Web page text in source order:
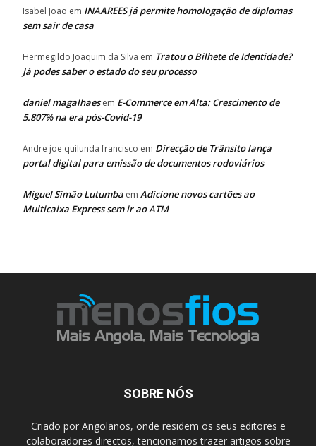
Isabel João em INAAREES já permite homologação de diplomas
sem sair de casa
Hermegildo Joaquim da Silva em Tratou o Bilhete de Identidade?
Já podes saber o estado do seu processo
daniel magalhaesem E-Commerce em Alta: Crescimento de
5.807% na era pós-Covid-19
Andre joe quilunda francisco em Direcção de Trânsito lança
portal digital para emissão de documentos rodoviários
Miguel Simão Lutumba em Adicione novos cartões ao
Multicaixa Express sem ir ao ATM
SOBRE NÓS
Criado por Angolanos, onde residem os seus editores e
colaboradores directos, tencionamos trazer artigos sobre